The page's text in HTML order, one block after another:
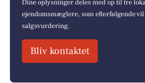
Dine oplysninger deles med op til tre
ejendomsmæglere, som efterfølgende vil
salgsvurdering.
Bliv kontaktet